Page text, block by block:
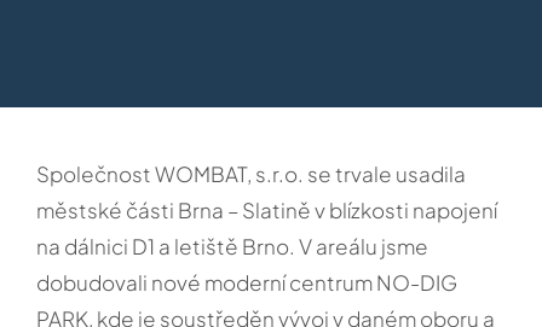
Společnost WOMBAT, s.r.o. se trvale usadila
městské části Brna – Slatině v blízkosti napojení
na dálnici D1 a letiště Brno. V areálu jsme
dobudovali nové moderní centrum NO-DIG
PARK, kde je soustředěn vývoj v daném oboru a